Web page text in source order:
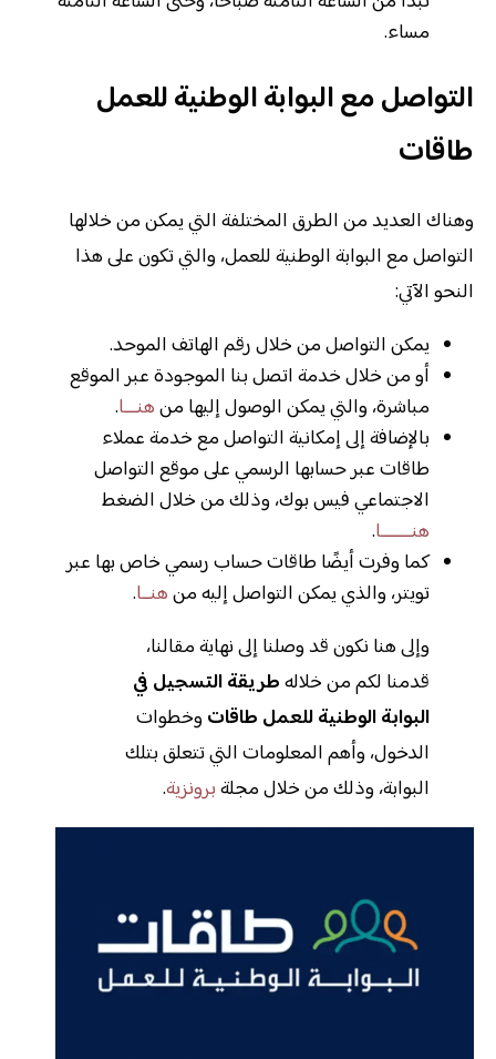
مساء.
التواصل مع البوابة الوطنية للعمل
طاقات
وهناك العديد من الطرق المختلفة التي يمكن من خلالها
التواصل مع البوابة الوطنية للعمل، والتي تكون على هذا
النحو الآتي:
يمكن التواصل من خلال رقم الهاتف الموحد.
أو من خلال خدمة اتصل بنا الموجودة عبر الموقع
مباشرة، والتي يمكن الوصول إليها منهنـــا.
بالإضافة إلى إمكانية التواصل مع خدمة عملاء
طاقات عبر حسابها الرسمي على موقع التواصل
الاجتماعي فيس بوك، وذلك من خلال الضغط
هنـــــــا.
كما وفرت أيضًا طاقات حساب رسمي خاص بها عبر
تويتر، والذي يمكن التواصل إليه منهنــا.
وإلى هنا نكون قد وصلنا إلى نهاية مقالنا،
قدمنا لكم من خلالهطريقة التسجيل في
البوابة الوطنية للعمل طاقات وخطوات
الدخول، وأهم المعلومات التي تتعلق بتلك
البوابة، وذلك من خلال مجلةبرونزية.